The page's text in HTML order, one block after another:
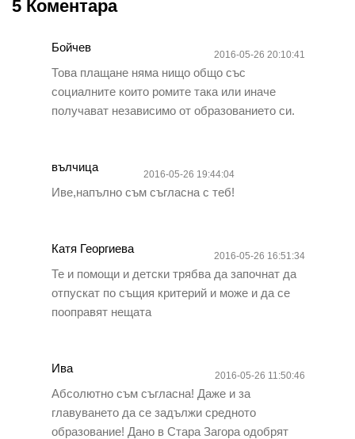
5 Коментара
Бойчев
2016-05-26 20:10:41
Това плащане няма нищо общо със
социалните които ромите така или иначе
получават независимо от образованието си.
вълчица
2016-05-26 19:44:04
Иве,напълно съм съгласна с теб!
Катя Георгиева
2016-05-26 16:51:34
Те и помощи и детски трябва да започнат да
отпускат по същия критерий и може и да се
пооправят нещата
Ива
2016-05-26 11:50:46
Абсолютно съм съгласна! Даже и за
главуването да се задължи средното
образование! Дано в Стара Загора одобрят